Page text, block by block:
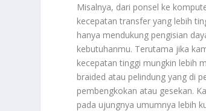
Misalnya, dari ponsel ke
kecepatan transfer yang lebih
hanya mendukung pengisian
kebutuhanmu. Terutama jika
kecepatan tinggi mungkin lebih
braided atau pelindung yang di
pembengkokan atau gesekan.
pada ujungnya umumnya lebih